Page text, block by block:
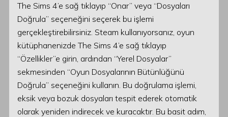
The Sims 4’e sağ tıklayıp “Onar” veya “Dosyaları
Doğrula” seçeneğini seçerek bu işlemi
gerçekleştirebilirsiniz. Steam kullanıyorsanız, oyun
kütüphanenizde The Sims 4’e sağ tıklayıp
“Özellikler”e girin, ardından “Yerel Dosyalar”
sekmesinden “Oyun Dosyalarının Bütünlüğünü
Doğrula” seçeneğini kullanın. Bu doğrulama işlemi,
eksik veya bozuk dosyaları tespit ederek otomatik
olarak yeniden indirecek ve kuracaktır. Bu basit adım,